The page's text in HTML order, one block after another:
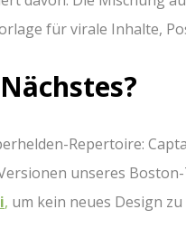
für virale Inhalte,
Repertoire:
unseres
, um kein neues Design